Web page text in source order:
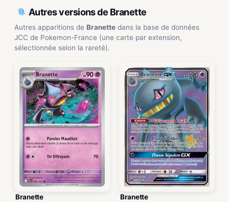
Autres versions de Branette
Autres apparitions de Branette dans la base de données
JCC de Pokemon-France (une carte par extension,
sélectionnée selon la rareté).
Branette Branette